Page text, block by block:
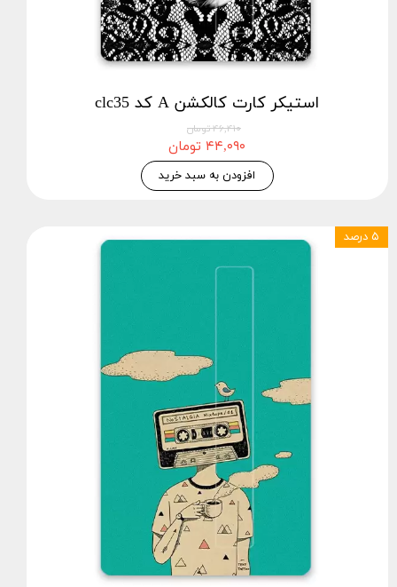
استیکر کارت کالکشن A کد clc35
۴۶,۴۱۰ تومان
۴۴,۰۹۰ تومان
افزودن به سبد خرید
۵ درصد